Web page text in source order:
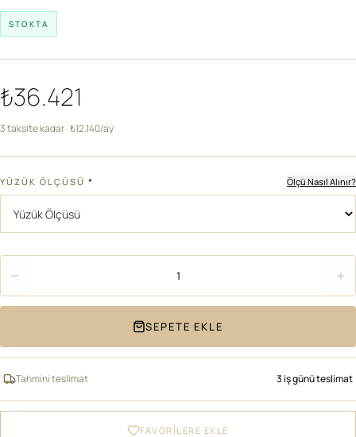
STOKTA
₺36.421
3 taksite kadar · ₺12.140/ay
YÜZÜK ÖLÇÜSÜ * Ölçü Nasıl Alınır?
1
SEPETE EKLE
Tahmini teslimat 3 iş günü teslimat
FAVORİLERE EKLE